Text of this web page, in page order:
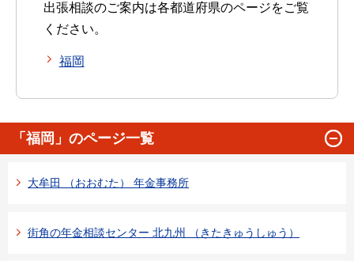
出張相談のご案内は各都道府県のページをご覧
ください。
福岡
「福岡」のページ一覧
大牟田 （おおむた） 年金事務所
街角の年金相談センター 北九州 （きたきゅうしゅう）